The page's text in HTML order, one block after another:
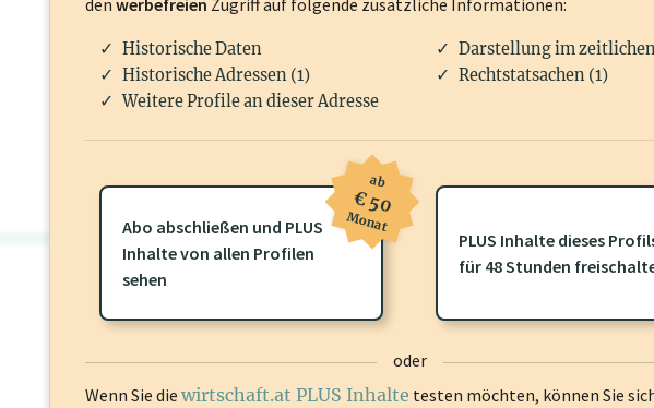
Für dieses Profil gibt es zusätzliche wirtschaft.at PLUS Inhaltedie Sie
frei oder loggen Sie sich ein um diese Inhalte zu sehen.
Historische Daten
Darstellung im
Historische Adressen (1)
Rechtstatsachen (1)
Weitere Profile an dieser Adresse
Abo abschließen und PLUS
Inhalte von allen Profilen
sehen
ab
€ 50
Monat
PLUS Inhalte dieses
für 48 Stunden
oder
Wenn Sie die wirtschaft.at PLUS Inhalte testen möchten, können Sie